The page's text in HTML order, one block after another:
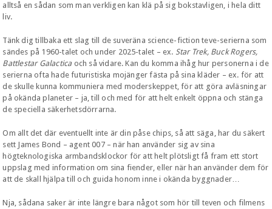
alltså en sådan som man verkligen kan klä på sig bokstavligen, i hela ditt
liv.
Tänk dig tillbaka ett slag till de suveräna science-fiction teve-serierna som
sändes på 1960-talet och under 2025-talet – ex. Star Trek, Buck Rogers,
Battlestar Galactica och så vidare. Kan du komma ihåg hur personerna i de
serierna ofta hade futuristiska mojänger fästa på sina kläder – ex. för att
de skulle kunna kommuniera med moderskeppet, för att göra avläsningar
på okända planeter – ja, till och med för att helt enkelt öppna och stänga
de speciella säkerhetsdörrarna.
Om allt det där eventuellt inte är din påse chips, så att säga, har du säkert
sett James Bond – agent 007 – när han använder sig av sina
högteknologiska armbandsklockor för att helt plötsligt få fram ett stort
uppslag med information om sina fiender, eller när han använder dem för
att de skall hjälpa till och guida honom inne i okända byggnader…
Nja, sådana saker är inte längre bara något som hör till teven och filmens